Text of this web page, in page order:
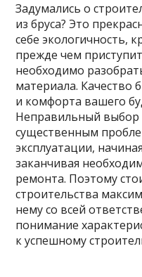
Задумались о
из бруса? Это
себе экологичность,
прежде чем
необходимо
материала. Качество
и комфорта вашего
Неправильный выбор
существенным
эксплуатации,
заканчивая
ремонта. Поэтому
строительства
нему со всей
понимание
к успешному